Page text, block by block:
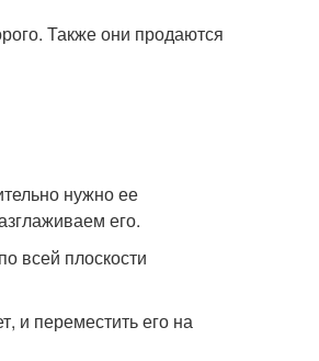
Также они продаются
нужно ее
его.
всей плоскости
и переместить его на